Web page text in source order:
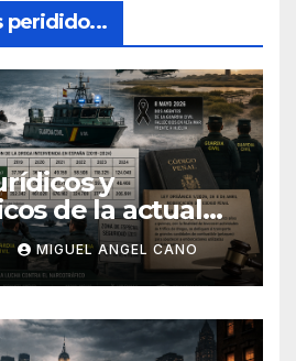
peridido...
y
de la actual
el narcotráfico
España
MIGUEL ANGEL CANO